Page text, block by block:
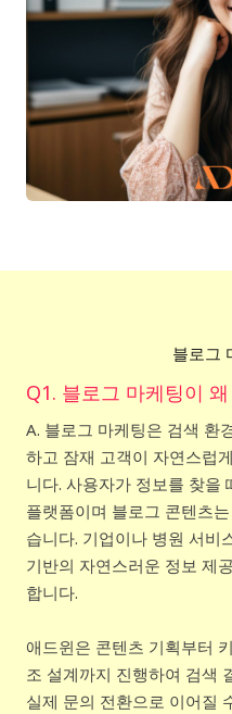
블로그
Q1. 블로그 마케팅이
A. 블로그 마케팅은 검색 환
하고 잠재 고객이 자연스럽
니다. 사용자가 정보를 찾을
플랫폼이며 블로그 콘텐츠
습니다. 기업이나 병원 서비
기반의 자연스러운 정보 제
합니다.
애드윈은 콘텐츠 기획부터
조 설계까지 진행하여 검색
실제 문의 전환으로 이어질